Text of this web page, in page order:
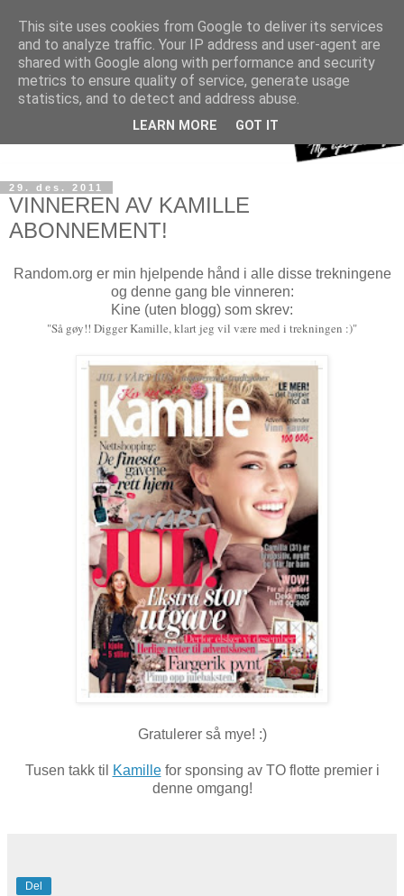
29. des. 2011
VINNEREN AV KAMILLE
ABONNEMENT!
Random.org er min hjelpende hånd i alle disse trekningene
og denne gang ble vinneren:
Kine (uten blogg) som skrev:
"Så gøy!! Digger Kamille, klart jeg vil være med i trekningen :)"
Gratulerer så mye! :)
Tusen takk til Kamillefor sponsing av TO flotte premier i
denne omgang!
Del
This site uses cookies from Google to deliver its services
and to analyze traffic. Your IP address and user-agent are
shared with Google along with performance and security
metrics to ensure quality of service, generate usage
statistics, and to detect and address abuse.
LEARN MORE GOT IT